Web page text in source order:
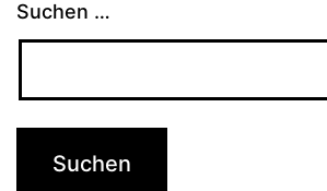
Suchen …